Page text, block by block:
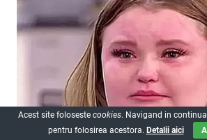
Acest site foloseste cookies. Navigand in
pentru folosirea acestora. Detalii aici